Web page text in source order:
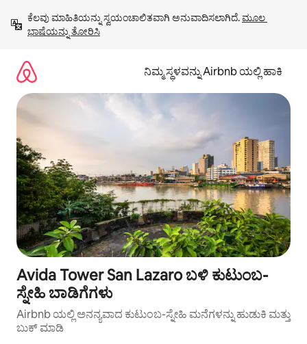
ಹೋಗಿ
ಕೆಲವು ಮಾಹಿತಿಯನ್ನು ಸ್ವಯಂಚಾಲಿತವಾಗಿ ಅನುವಾದಿಸಲಾಗಿದೆ. ಮೂಲ
ಭಾಷೆಯನ್ನು ತೋರಿಸಿ
ನಿಮ್ಮ ಸ್ಥಳವನ್ನು Airbnb ಯಲ್ಲಿ ಹಾಕಿ
Avida Tower San Lazaro ಬಳಿ ಕುಟುಂಬ-
ಸ್ನೇಹಿ ಬಾಡಿಗೆಗಳು
Airbnb ಯಲ್ಲಿ ಅನನ್ಯವಾದ ಕುಟುಂಬ-ಸ್ನೇಹಿ ಮನೆಗಳನ್ನು ಹುಡುಕಿ ಮತ್ತು
ಬುಕ್ ಮಾಡಿ